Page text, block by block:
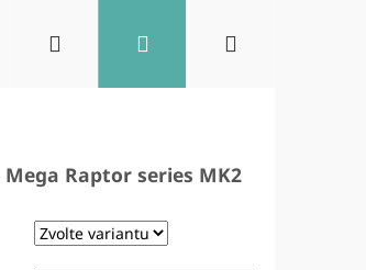
Reproboxy Přihlášení
Raptor series MK2